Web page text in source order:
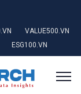
VALUE500.VN
ESG100.VN